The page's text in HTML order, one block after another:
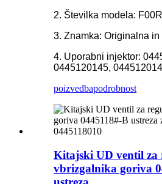
2. Številka modela:
3. Znamka: Originalna in
4. Uporabni injektor:
0445120145,
poizvedbapodrobnost
Kitajski UD ventil za
vbrizgalnika goriva